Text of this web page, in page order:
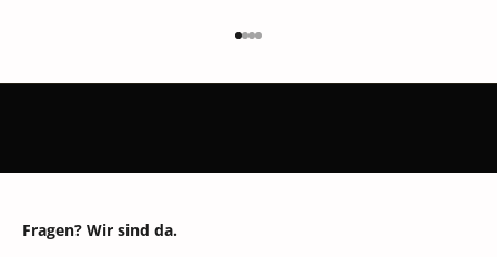
Gehe zu Element 1
Gehe zu Element 2
Gehe zu Element 3
Gehe zu Element 4
Fragen? Wir sind da.